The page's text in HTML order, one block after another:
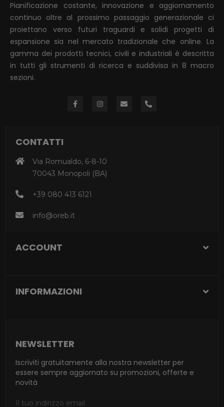
Pianificazione costante, innovazione e aggiornamento
continuo oltre al prossimo passaggio generazionale ci
proiettano verso futuri traguardi e solidi progetti di
espansione sia nel mercato tradizionale che online. La
gamma dei prodotti tecnici, civili e industriali è descritta
in tutti gli strumenti di ricerca e suddivisa in 8 macro
sezioni.
CONTATTI
Via Romualdo, 6-8-10
70043 Monopoli (BA)
+39 080 413 6121
info@oreb.it
ACCOUNT
INFORMAZIONI
NEWSLETTER
Iscriviti gratuitamente alla nostra newsletter per
essere sempre aggiornato su promozioni, offerte e
novità